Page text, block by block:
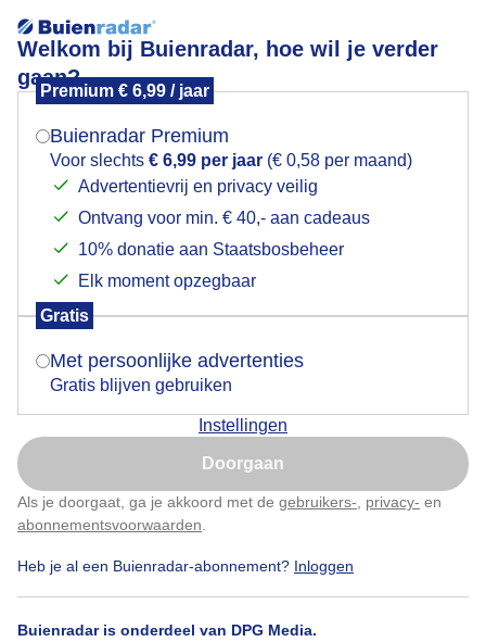
Welkom bij Buienradar, hoe wil je verder
gaan?
Premium € 6,99 / jaar
Buienradar Premium
Voor slechts € 6,99 per jaar (€ 0,58 per maand)
Advertentievrij en privacy veilig
Ontvang voor min. € 40,- aan cadeaus
10% donatie aan Staatsbosbeheer
Elk moment opzegbaar
Gratis
Met persoonlijke advertenties
Gratis blijven gebruiken
Instellingen
Doorgaan
Als je doorgaat, ga je akkoord met de gebruikers- privacy- en
abonnementsvoorwaarden
Heb je al een Buienradar-abonnement? Inloggen
Buienradar is onderdeel van DPG Media.
Robin Wagenvoort - Panorama binnenstad Deventer
Herfst
Mogen we je locatie gebruiken voor het
Indien je hier nog geen akkoord op hebt gegeven,
verschijnt er zo een pop-up uit je browser waarin
Is goed, toon de popup
Nu niet, misschien later
Klik hierom dit aan te passen